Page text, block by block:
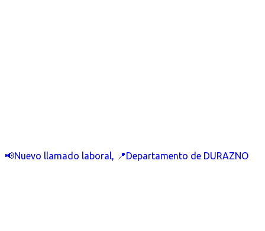
📢Nuevo llamado laboral, 📍Departamento de DURAZNO